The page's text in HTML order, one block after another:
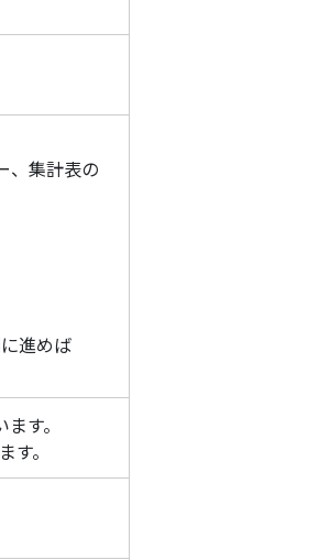
、集計表の
進めば
す。
。